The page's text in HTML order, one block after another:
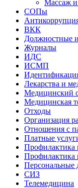
Массаж
СОПы
ВКК
Должностные
Журналы
ИДС
ИСМП
Лекарства и
Медицинский
Медицинская
Отходы
Организация
Отношения с
Платные
Профилактика
Профилактика
Персональные
СИЗ
Телемедицина